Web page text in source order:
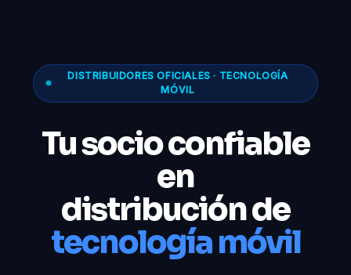
DISTRIBUIDORES OFICIALES · TECNOLOGÍA
MÓVIL
Tu socio confiable
en
distribución de
tecnología móvil